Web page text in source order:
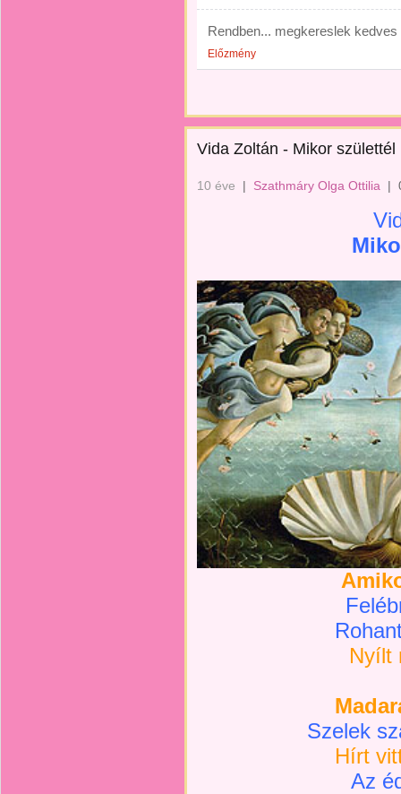
Rendben... megkereslek kedves
Előzmény
Vida Zoltán - Mikor születtél
10 éve | Szathmáry Olga Ottilia |
Nyílt
Szelek
Hírt
Az